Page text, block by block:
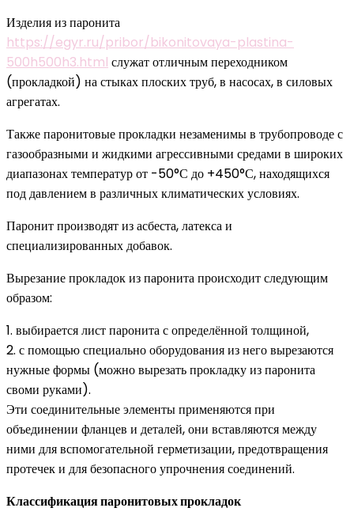
Изделия из паронита
https://egyr.ru/pribor/bikonitovaya-plastina-
500h500h3.html служат отличным переходником
(прокладкой) на стыках плоских труб, в насосах, в силовых
агрегатах.
Также паронитовые прокладки незаменимы в трубопроводе с
газообразными и жидкими агрессивными средами в широких
диапазонах температур от -50°С до +450°С, находящихся
под давлением в различных климатических условиях.
Паронит производят из асбеста, латекса и
специализированных добавок.
Вырезание прокладок из паронита происходит следующим
образом:
1. выбирается лист паронита с определённой толщиной,
2. с помощью специально оборудования из него вырезаются
нужные формы (можно вырезать прокладку из паронита
своми руками).
Эти соединительные элементы применяются при
объединении фланцев и деталей, они вставляются между
ними для вспомогательной герметизации, предотвращения
протечек и для безопасного упрочнения соединений.
Классификация паронитовых прокладок